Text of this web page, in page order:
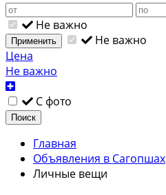
Не важно
Применить
Не важно
Цена
Не важно
С фото
Поиск
Главная
Объявления в Сагопшах
Личные вещи